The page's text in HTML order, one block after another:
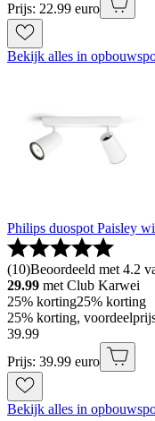
Prijs: 22.99 euro
Bekijk alles in
Philips duospot Paisley
(10)Beoordeeld met 4.2
29.99 met Club Karwei
25% korting25% korting
25% korting,
39.99
Prijs: 39.99 euro
Bekijk alles in